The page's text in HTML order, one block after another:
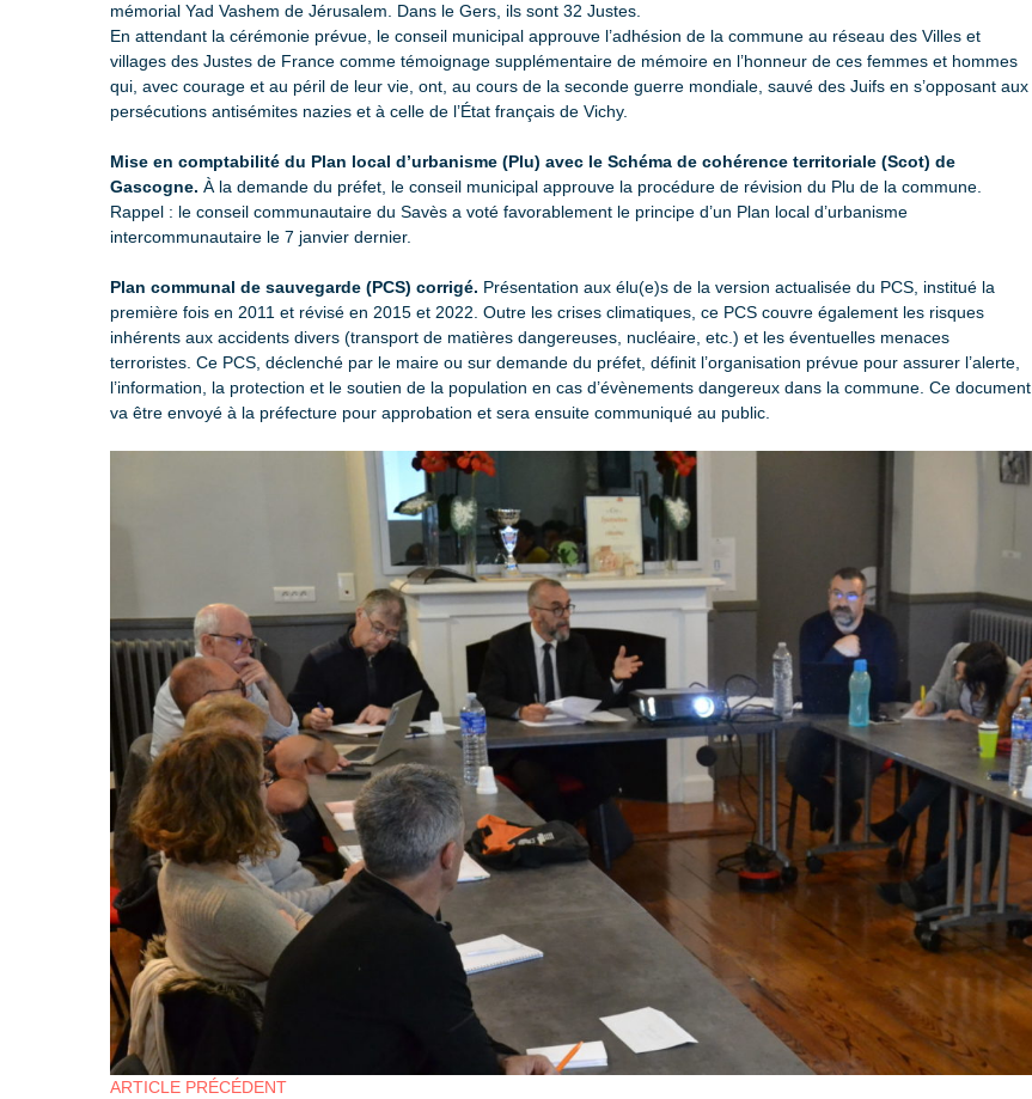
mémorial Yad Vashem de Jérusalem. Dans le Gers, ils sont 32 Justes.
En attendant la cérémonie prévue, le conseil municipal approuve l’adhésion de la commune au réseau des Villes et
villages des Justes de France comme témoignage supplémentaire de mémoire en l’honneur de ces femmes et hommes
qui, avec courage et au péril de leur vie, ont, au cours de la seconde guerre mondiale, sauvé des Juifs en s’opposant aux
persécutions antisémites nazies et à celle de l’État français de Vichy.
Mise en comptabilité du Plan local d’urbanisme (Plu) avec le Schéma de cohérence territoriale (Scot) de
Gascogne. À la demande du préfet, le conseil municipal approuve la procédure de révision du Plu de la commune.
Rappel : le conseil communautaire du Savès a voté favorablement le principe d’un Plan local d’urbanisme
intercommunautaire le 7 janvier dernier.
Plan communal de sauvegarde (PCS) corrigé. Présentation aux élu(e)s de la version actualisée du PCS, institué la
première fois en 2011 et révisé en 2015 et 2022. Outre les crises climatiques, ce PCS couvre également les risques
inhérents aux accidents divers (transport de matières dangereuses, nucléaire, etc.) et les éventuelles menaces
terroristes. Ce PCS, déclenché par le maire ou sur demande du préfet, définit l’organisation prévue pour assurer l’alerte,
l’information, la protection et le soutien de la population en cas d’évènements dangereux dans la commune. Ce document
va être envoyé à la préfecture pour approbation et sera ensuite communiqué au public.
ARTICLE PRÉCÉDENT